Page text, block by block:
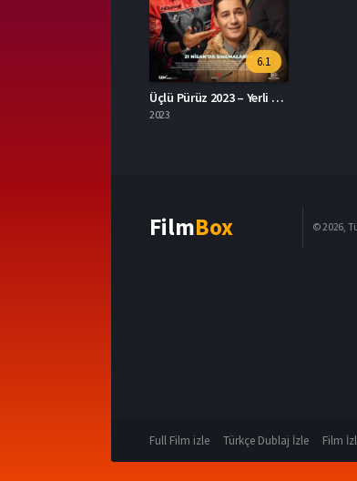
6.1
Üçlü Pürüz 2023 – Yerli Film 1080p Turkce Dublaj izle
2023
FilmBox © 2026,
Full Film izle Türkçe Dublaj İzle Film